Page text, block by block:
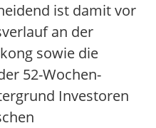
ist damit vor
an der
sowie die
52-Wochen-
Investoren